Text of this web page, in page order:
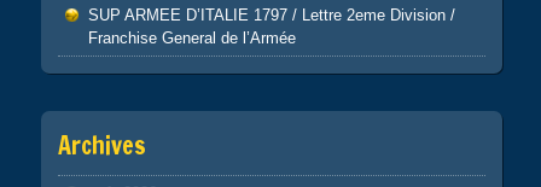
SUP ARMEE D’ITALIE 1797 / Lettre 2eme Division /
Franchise General de l’Armée
Archives